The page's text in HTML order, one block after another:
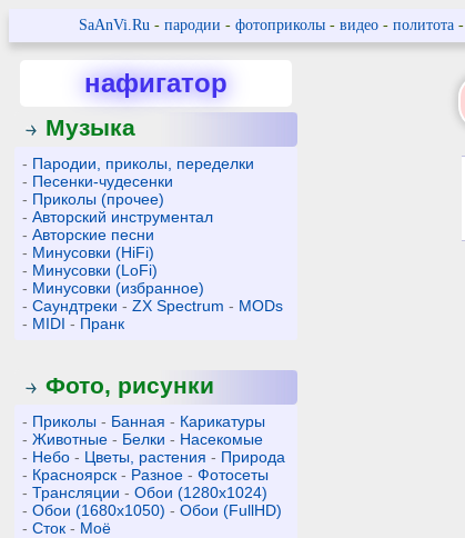
SaAnVi.Ru- пародии - фотоприколы- видео- политота-
нафигатор
Музыка
- Пародии, приколы, переделки
- Песенки-чудесенки
- Приколы (прочее)
-Авторский инструментал
-Авторские песни
- Минусовки (HiFi)
- Минусовки (LoFi)
- Минусовки (избранное)
-Саундтреки -ZX Spectrum - MODs
- MIDI - Пранк
Фото, рисунки
- Приколы - Банная - Карикатуры
-Животные - Белки - Насекомые
- Небо - Цветы, растения - Природа
- Красноярск - Разное -Фотосеты
-Трансляции -Обои (1280x1024)
-Обои (1680x1050) -Обои (FullHD)
-Сток - Моё